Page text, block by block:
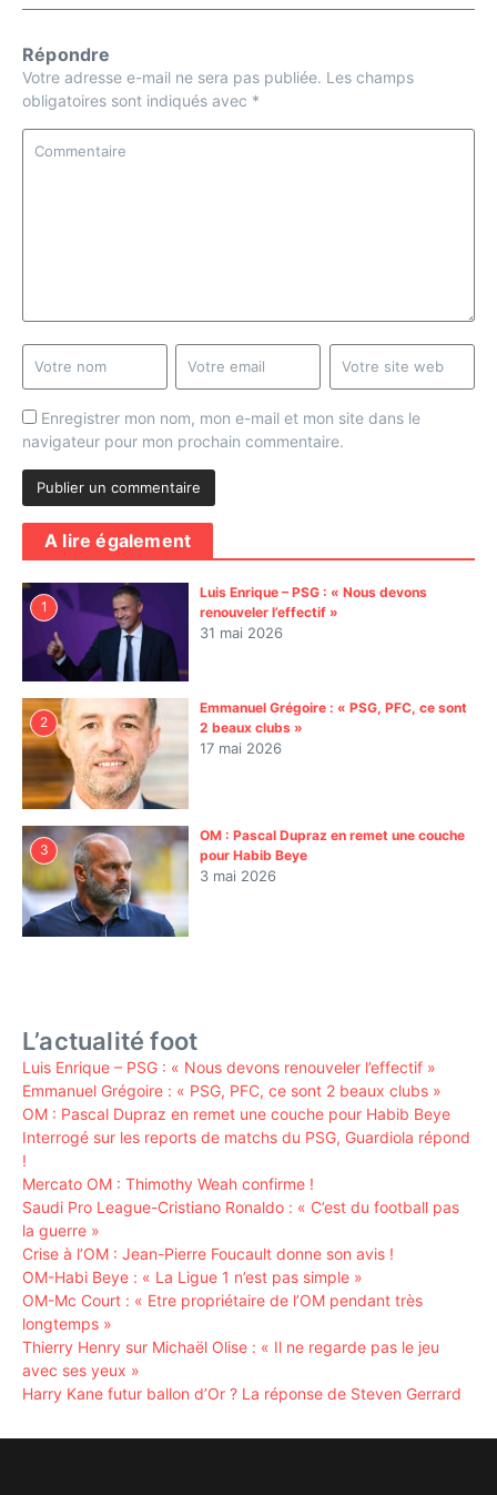
Répondre
Votre adresse e-mail ne sera pas publiée. Les champs
obligatoires sont indiqués avec *
Enregistrer mon nom, mon e-mail et mon site dans le
navigateur pour mon prochain commentaire.
A lire également
1
Luis Enrique – PSG : « Nous devons
renouveler l’effectif »
31 mai 2026
2
Emmanuel Grégoire : « PSG, PFC, ce sont
2 beaux clubs »
17 mai 2026
3
OM : Pascal Dupraz en remet une couche
pour Habib Beye
3 mai 2026
L’actualité foot
Luis Enrique – PSG : « Nous devons renouveler l’effectif »
Emmanuel Grégoire : « PSG, PFC, ce sont 2 beaux clubs »
OM : Pascal Dupraz en remet une couche pour Habib Beye
Interrogé sur les reports de matchs du PSG, Guardiola répond
!
Mercato OM : Thimothy Weah confirme !
Saudi Pro League-Cristiano Ronaldo : « C’est du football pas
la guerre »
Crise à l’OM : Jean-Pierre Foucault donne son avis !
OM-Habi Beye : « La Ligue 1 n’est pas simple »
OM-Mc Court : « Etre propriétaire de l’OM pendant très
longtemps »
Thierry Henry sur Michaël Olise : « Il ne regarde pas le jeu
avec ses yeux »
Harry Kane futur ballon d’Or ? La réponse de Steven Gerrard